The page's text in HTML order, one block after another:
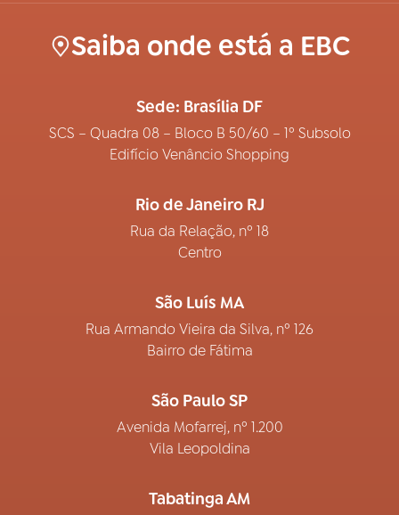
Saiba onde está a EBC
Sede: Brasília DF
SCS – Quadra 08 – Bloco B 50/60 – 1º Subsolo
Edifício Venâncio Shopping
Rio de Janeiro RJ
Rua da Relação, nº 18
Centro
São Luís MA
Rua Armando Vieira da Silva, nº 126
Bairro de Fátima
São Paulo SP
Avenida Mofarrej, nº 1.200
Vila Leopoldina
Tabatinga AM